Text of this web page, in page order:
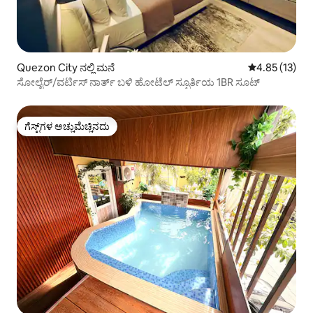
Quezon City ನಲ್ಲಿ ಮನೆ 5 ರಲ್ಲಿ 4.85
4.85 (13)
ಸೋಲೈರ್/ವರ್ಟಿಸ್ ನಾರ್ತ್ ಬಳಿ ಹೋಟೆಲ್ ಸ್ಫೂರ್ತಿಯ 1BR ಸೂಟ್
ಗೆಸ್ಟ್‌ಗಳ ಅಚ್ಚುಮೆಚ್ಚಿನದು
ಗೆಸ್ಟ್‌ಗಳ ಅಚ್ಚುಮೆಚ್ಚಿನದು